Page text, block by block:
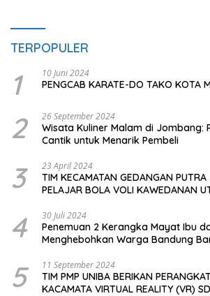
TERPOPULER
1 10 Juni 2024
PENGCAB KARATE-DO TAKO KOTA
2 26 September 2024
Wisata Kuliner Malam di Jombang:
Cantik untuk Menarik Pembeli
3 23 April 2024
TIM KECAMATAN GEDANGAN PUTRA
PELAJAR BOLA VOLI KAWEDANAN
4 30 Juli 2024
Penemuan 2 Kerangka Mayat Ibu
Menghebohkan Warga Bandung
5 11 September 2024
TIM PMP UNIBA BERIKAN
KACAMATA VIRTUAL REALITY (VR)